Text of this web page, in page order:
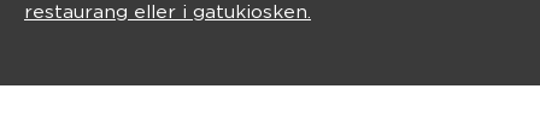
restaurang eller i gatukiosken.